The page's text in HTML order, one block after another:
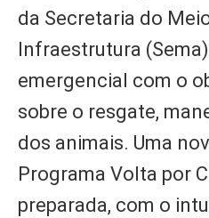
da Secretaria do
Infraestrutura
emergencial com o
sobre o resgate,
dos animais. Uma
Programa Volta por
preparada, com o